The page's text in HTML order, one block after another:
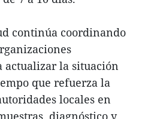
continúa coordinando
la situación
que refuerza la
locales en